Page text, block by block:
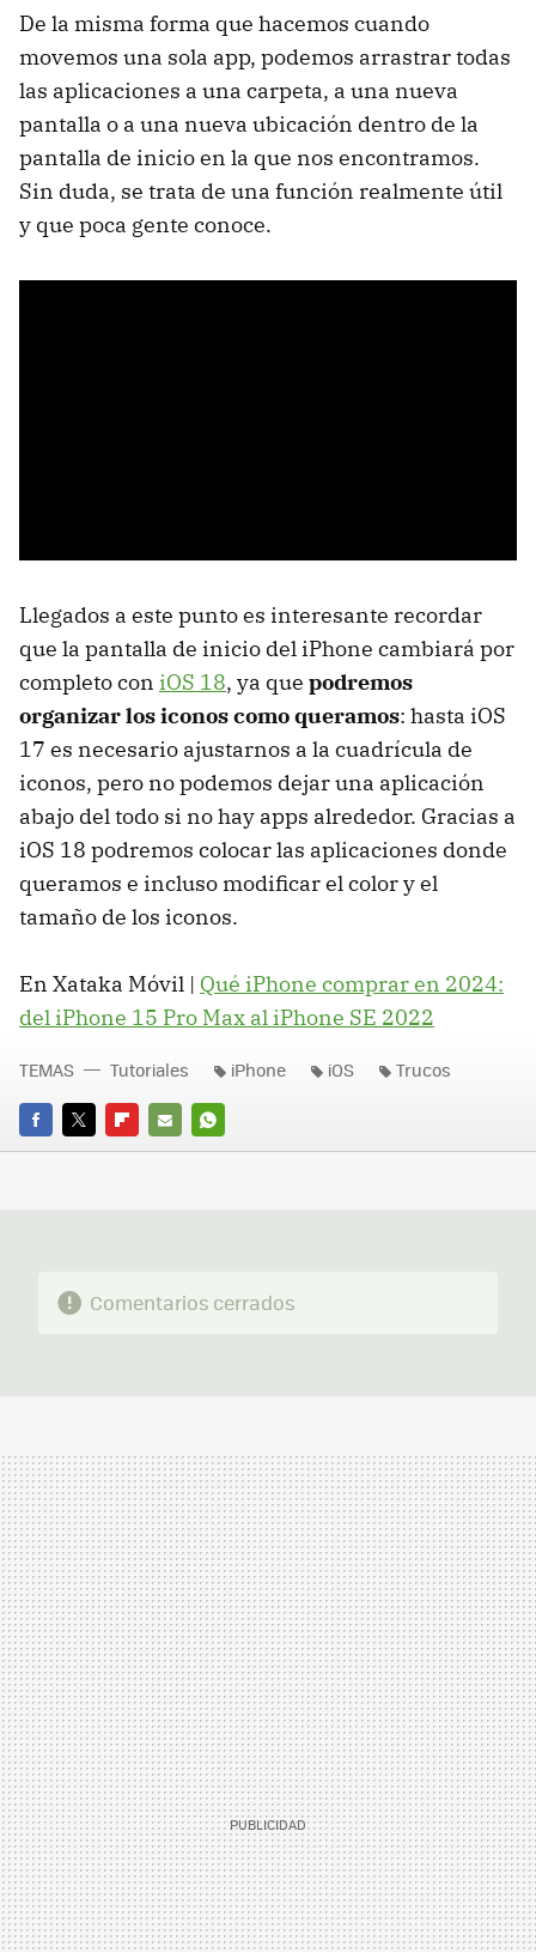
De la misma forma que hacemos cuando
movemos una sola app, podemos arrastrar todas
las aplicaciones a una carpeta, a una nueva
pantalla o a una nueva ubicación dentro de la
pantalla de inicio en la que nos encontramos.
Sin duda, se trata de una función realmente útil
y que poca gente conoce.
Llegados a este punto es interesante recordar
que la pantalla de inicio del iPhone cambiará por
completo con iOS 18, ya que podremos
organizar los iconos como queramos: hasta iOS
17 es necesario ajustarnos a la cuadrícula de
iconos, pero no podemos dejar una aplicación
abajo del todo si no hay apps alrededor. Gracias a
iOS 18 podremos colocar las aplicaciones donde
queramos e incluso modificar el color y el
tamaño de los iconos.
En Xataka Móvil | Qué iPhone comprar en 2024:
del iPhone 15 Pro Max al iPhone SE 2022
FACEBOOK
TWITTERFLIPBOARD
E-
WHATSAPP
TEMAS Tutoriales iPhone iOS Trucos
Comentarios cerrados